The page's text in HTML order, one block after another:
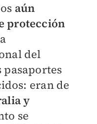
aún
protección
del
eran de
y
se